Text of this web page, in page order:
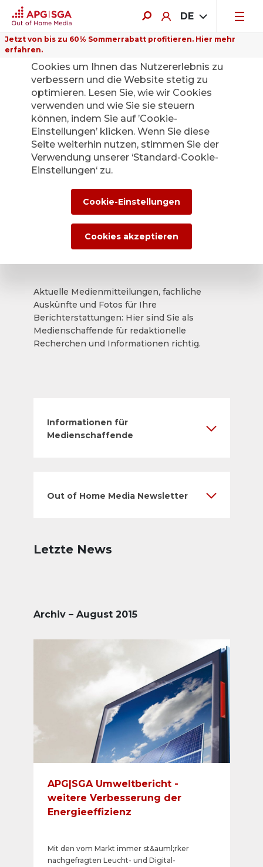
DE
Jetzt von bis zu 60% Sommerrabatt profitieren. Hier mehr
erfahren.
Zurück
Die APG|SGA
Medienstelle für
News und
Medienmitteilunge
Aktuelle Medienmitteilungen, fachliche
Auskünfte und Fotos für Ihre
Berichterstattungen: Hier sind Sie als
Medienschaffende für redaktionelle
Recherchen und Informationen richtig.
Informationen für
Medienschaffende
Out of Home Media Newsletter
Letzte News
Archiv – August 2015
APG|SGA Umweltbericht -
weitere Verbesserung der
Energieeffizienz
Mit den vom Markt immer st&auml;rker
nachgefragten Leucht- und Digital-
Auf dieser Website verwenden wir
Cookies um Ihnen das Nutzererlebnis zu
verbessern und die Website stetig zu
optimieren. Lesen Sie, wie wir Cookies
verwenden und wie Sie sie steuern
können, indem Sie auf ’Cookie-
Einstellungen’ klicken. Wenn Sie diese
Seite weiterhin nutzen, stimmen Sie der
Verwendung unserer ‘Standard-Cookie-
Einstellungen‘ zu.
Cookie-Einstellungen
Cookies akzeptieren